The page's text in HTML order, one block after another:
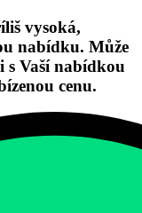
vysoká,
nabídku. Může
s Vaší nabídkou
cenu.